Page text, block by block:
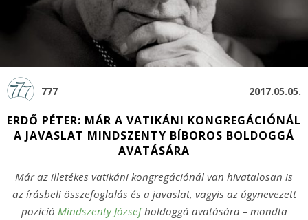
777 2017.05.05.
ERDŐ PÉTER: MÁR A VATIKÁNI KONGREGÁCIÓNÁL
A JAVASLAT MINDSZENTY BÍBOROS BOLDOGGÁ
AVATÁSÁRA
Már az illetékes vatikáni kongregációnál van hivatalosan is
az írásbeli összefoglalás és a javaslat, vagyis az úgynevezett
pozíció Mindszenty Józsefboldoggá avatására – mondta